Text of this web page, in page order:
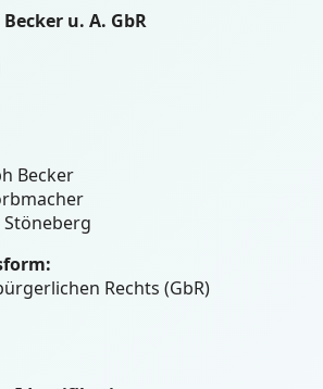
u. A. GbR
Becker
Rechts (GbR)